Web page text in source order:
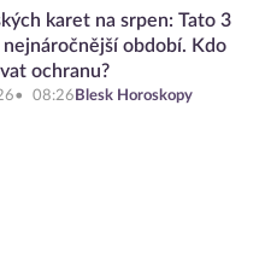
karet na srpen: Tato 3
nejnáročnější období. Kdo
ochranu?
08:26 Blesk Horoskopy